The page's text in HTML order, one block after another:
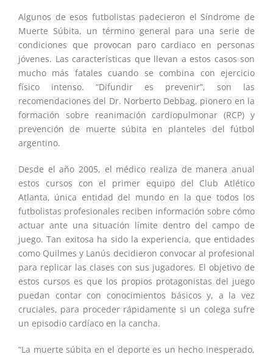
Algunos de esos futbolistas padecieron el Síndrome de
Muerte Súbita, un término general para una serie de
condiciones que provocan paro cardiaco en personas
jóvenes. Las características que llevan a estos casos son
mucho más fatales cuando se combina con ejercicio
físico intenso. “Difundir es prevenir”, son las
recomendaciones del Dr. Norberto Debbag, pionero en la
formación sobre reanimación cardiopulmonar (RCP) y
prevención de muerte súbita en planteles del fútbol
argentino.
Desde el año 2005, el médico realiza de manera anual
estos cursos con el primer equipo del Club Atlético
Atlanta, única entidad del mundo en la que todos los
futbolistas profesionales reciben información sobre cómo
actuar ante una situación límite dentro del campo de
juego. Tan exitosa ha sido la experiencia, que entidades
como Quilmes y Lanús decidieron convocar al profesional
para replicar las clases con sus jugadores. El objetivo de
estos cursos es que los propios protagonistas del juego
puedan contar con conocimientos básicos y, a la vez
cruciales, para proceder rápidamente si un colega sufre
un episodio cardíaco en la cancha.
“La muerte súbita en el deporte es un hecho inesperado,